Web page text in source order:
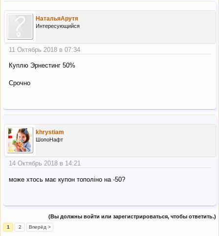
НатальяАрутя
Интересующийся
11 Октябрь 2018 в 07:34
Куплю Эрнестинг 50%
Срочно
khrystiam
ШопоНафт
14 Октябрь 2018 в 14:21
може хтось має купон тополіно на -50?
(Вы должны войти или зарегистрироваться, чтобы ответить.)
1 2 Вперёд >